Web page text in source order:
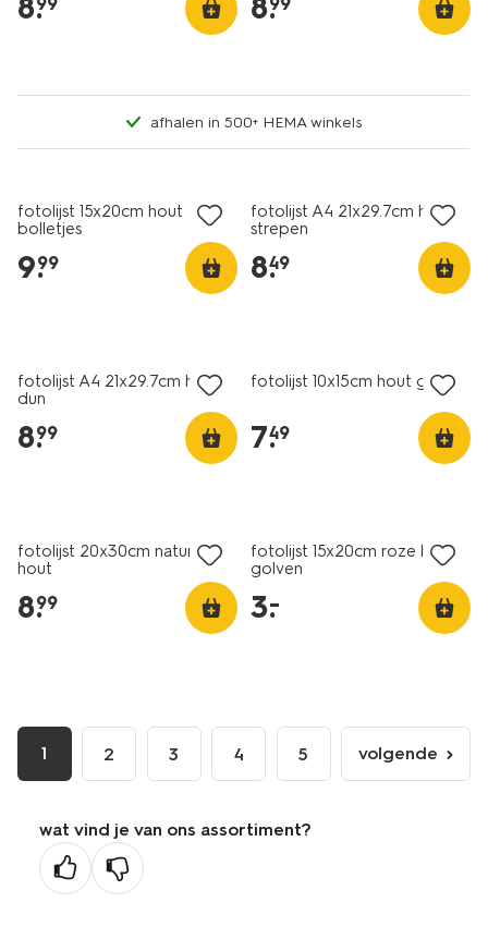
8. 8.
afhalen in 500+ HEMA winkels
fotolijst 15x20cm hout
bolletjes
9.
99
fotolijst A4 21x29.7cm hout
strepen
8.
49
fotolijst A4 21x29.7cm hout
dun
8.
99
fotolijst 10x15cm hout golf
7.
49
fotolijst 20x30cm naturel
hout
8.
99
fotolijst 15x20cm roze hout
golven
3.
–
1 2 3 4 5
volgende
pagina
volgende
wat vind je van ons assortiment?